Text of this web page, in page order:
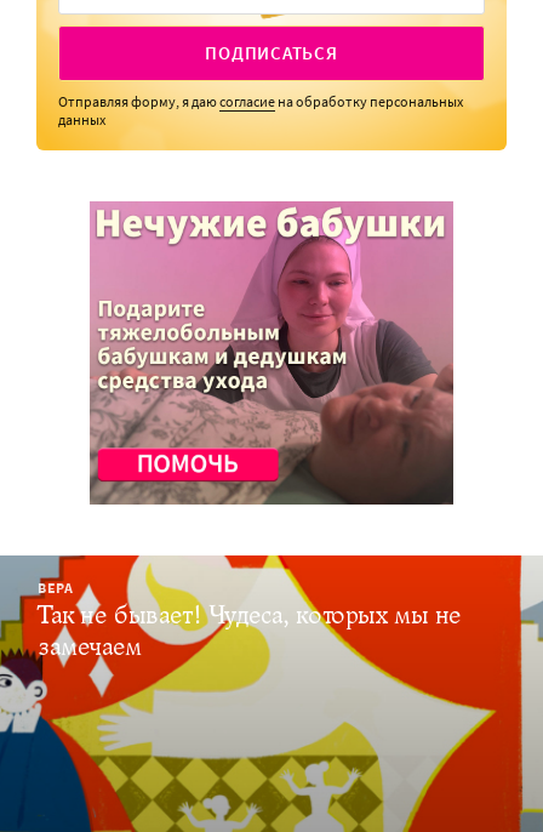
ПОДПИСАТЬСЯ
Отправляя форму, я даюсогласие на обработку персональных
данных
ВЕРА
Так не бывает! Чудеса, которых мы не
замечаем